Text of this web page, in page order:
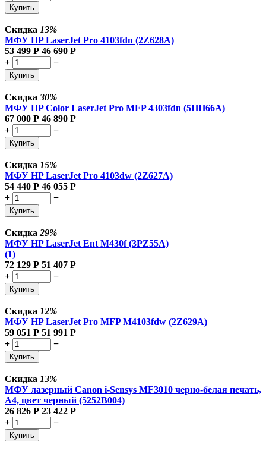
Купить
Скидка 13%
МФУ HP LaserJet Pro 4103fdn (2Z628A)
53 499 Р 46 690 Р
+
−
Купить
Скидка 30%
МФУ HP Color LaserJet Pro MFP 4303fdn (5HH66A)
67 000 Р 46 890 Р
+
−
Купить
Скидка 15%
МФУ HP LaserJet Pro 4103dw (2Z627A)
54 440 Р 46 055 Р
+
−
Купить
Скидка 29%
МФУ HP LaserJet Ent M430f (3PZ55A)
(1)
72 129 Р 51 407 Р
+
−
Купить
Скидка 12%
МФУ HP LaserJet Pro MFP M4103fdw (2Z629A)
59 051 Р 51 991 Р
+
−
Купить
Скидка 13%
МФУ лазерный Canon i-Sensys MF3010 черно-белая печать,
A4, цвет черный (5252B004)
26 826 Р 23 422 Р
+
−
Купить